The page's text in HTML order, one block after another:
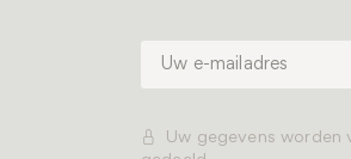
Uw gegevens worden